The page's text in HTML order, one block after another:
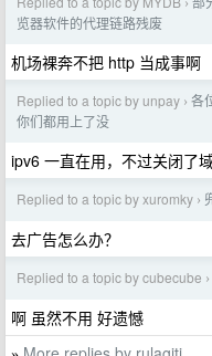
›
览器软件的代理链路残废
机场裸奔不把 http 当成事啊
Replied to a topic by unpay › 各
你们都用上了没
ipv6 一直在用，不过关闭了
Replied to a topic by xuromky ›
去广告怎么办？
Replied to a topic by cubecube ›
啊 虽然不用 好遗憾